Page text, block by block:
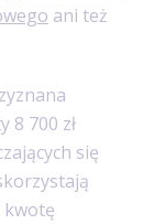
ani też
8 700 zł
się
kwotę